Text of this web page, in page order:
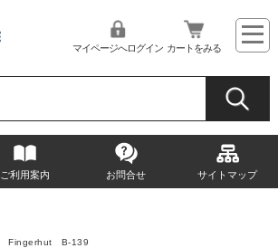
マイページへログイン カートをみる
ご利用案内 お問合せ サイトマップ
Fingerhut B-139